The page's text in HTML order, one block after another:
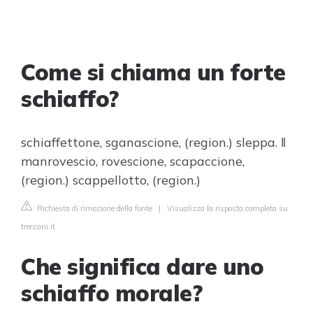
Come si chiama un forte
schiaffo?
schiaffettone, sganascione, (region.) sleppa. ‖
manrovescio, rovescione, scapaccione,
(region.) scappellotto, (region.)
Richiesta di rimozione della fonte | Visualizza la risposta completa su
treccani.it
Che significa dare uno
schiaffo morale?